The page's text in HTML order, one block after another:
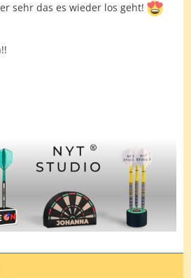
sehr das es wieder los geht!